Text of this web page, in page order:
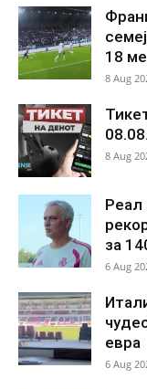
18
8 Aug
8 Aug
Реал
за
6 Aug
евра
6 Aug